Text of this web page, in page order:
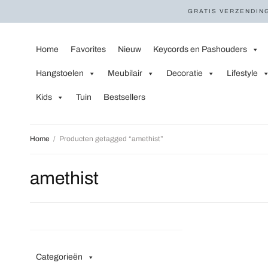
GRATIS
Home Favorites Nieuw Keycords en Pashouders
Hangstoelen Meubilair Decoratie Lifestyle
Kids Tuin Bestsellers
Home / Producten getagged “amethist”
amethist
Categorieën